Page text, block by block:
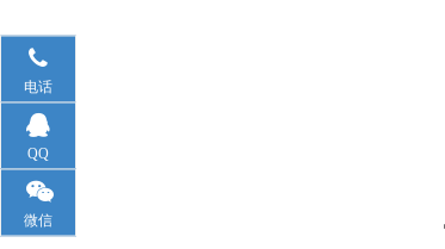
电话
QQ
微信